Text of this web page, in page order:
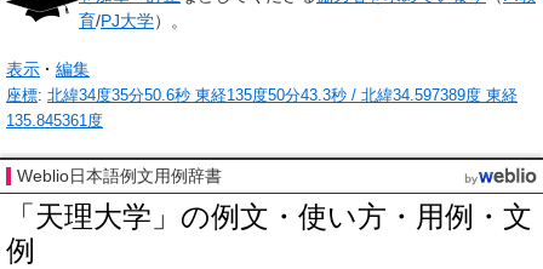
育/PJ大学）。
表示 編集
座標: 北緯34度35分50.6秒 東経135度50分43.3秒 / 北緯34.597389度 東経
135.845361度
Weblio日本語例文用例辞書
「天理大学」の例文・使い方・用例・文
例